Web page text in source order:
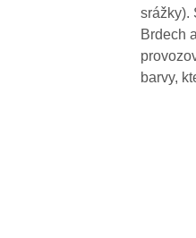
srážky).
Brdech
barvy,